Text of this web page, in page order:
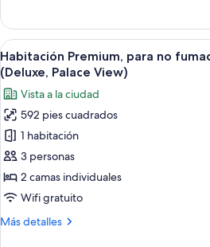
ciudad
(Palace
View)
Premium,
para
no
fumadores,
vista
a
la
ciudad
(Palace
View)
Abrir
todas
las
fotos
de
Habitación
Premium,
para
no
vista
5
Habitación Premium, para no
(Deluxe, Palace View)
Vista a la ciudad
592 pies cuadrados
1 habitación
3 personas
2 camas individuales
Wifi gratuito
Más detalles
Más